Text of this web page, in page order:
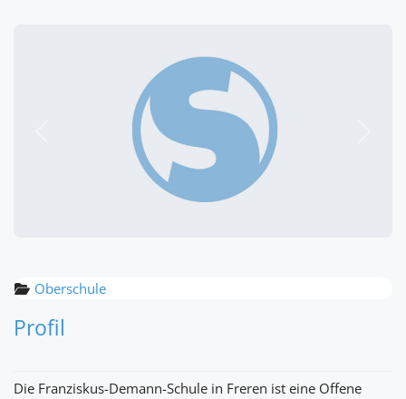
Oberschule
Profil
Die Franziskus-Demann-Schule in Freren ist eine Offene